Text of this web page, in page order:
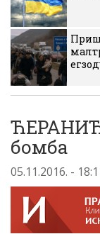
бомба
05.11.2016. -